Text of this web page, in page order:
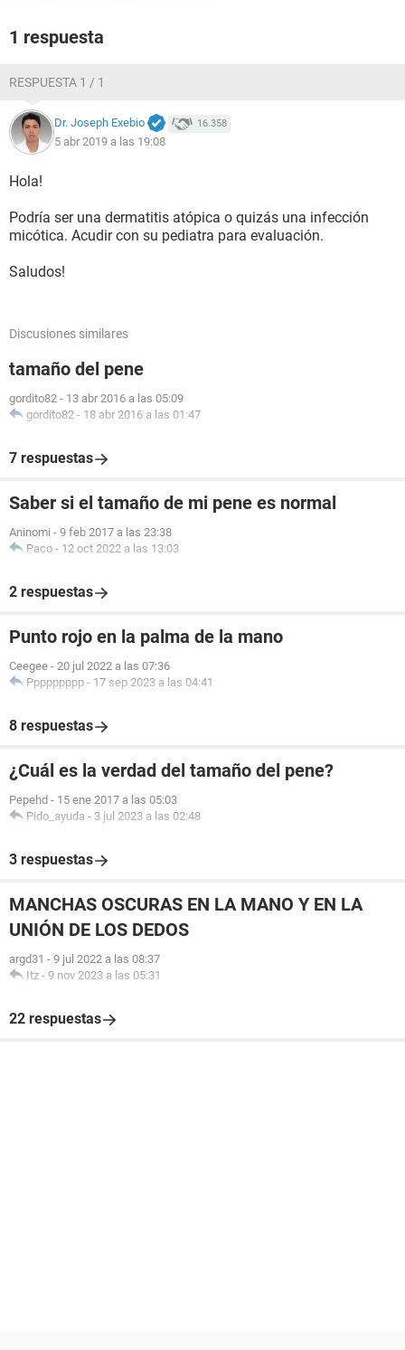
1 respuesta
RESPUESTA 1 / 1
Dr. Joseph Exebio 16.358
5 abr 2019 a las 19:08
Hola!
Podría ser una dermatitis atópica o quizás una infección
micótica. Acudir con su pediatra para evaluación.
Saludos!
Discusiones similares
tamaño del pene
gordito82 - 13 abr 2016 a las 05:09
gordito82 - 18 abr 2016 a las 01:47
7 respuestas
Saber si el tamaño de mi pene es normal
Aninomi - 9 feb 2017 a las 23:38
Paco - 12 oct 2022 a las 13:03
2 respuestas
Punto rojo en la palma de la mano
Ceegee - 20 jul 2022 a las 07:36
Ppppppppp - 17 sep 2023 a las 04:41
8 respuestas
¿Cuál es la verdad del tamaño del pene?
Pepehd - 15 ene 2017 a las 05:03
Pido_ayuda - 3 jul 2023 a las 02:48
3 respuestas
MANCHAS OSCURAS EN LA MANO Y EN LA
UNIÓN DE LOS DEDOS
argd31 - 9 jul 2022 a las 08:37
Itz - 9 nov 2023 a las 05:31
22 respuestas